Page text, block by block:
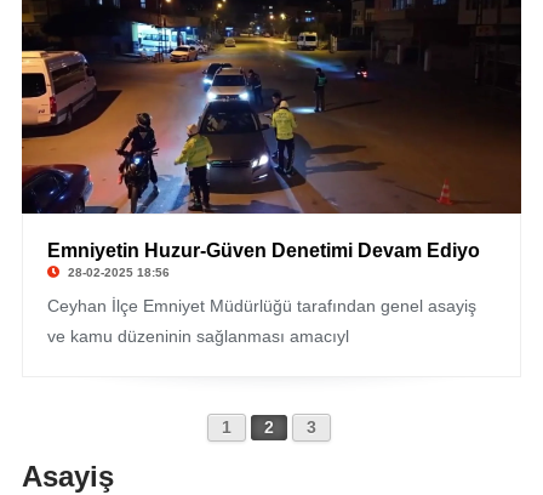
Emniyetin Huzur-Güven Denetimi Devam Ediyo
28-02-2025 18:56
Ceyhan İlçe Emniyet Müdürlüğü tarafından genel asayiş
ve kamu düzeninin sağlanması amacıyl
1 2 3
Asayiş